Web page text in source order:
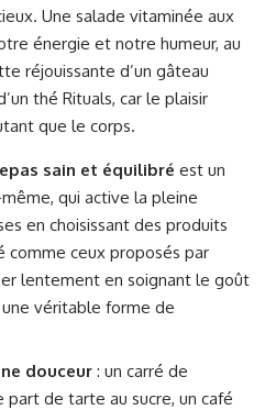
Une salade vitaminée aux
énergie et notre humeur, au
réjouissante d’un gâteau
thé Rituals, car le plaisir
que le corps.
sain et équilibré est un
qui active la pleine
en choisissant des produits
comme ceux proposés par
lentement en soignant le goût
véritable forme de
douceur : un carré de
part de tarte au sucre, un café